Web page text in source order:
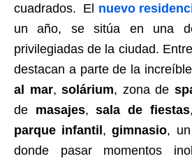
cuadrados. El nuevo
un año, se sitúa en una
privilegiadas de la ciudad.
destacan a parte de la
al mar, solárium, zona de
de masajes,sala de fiestas
parque infantil, gimnasio, un
donde pasar momentos